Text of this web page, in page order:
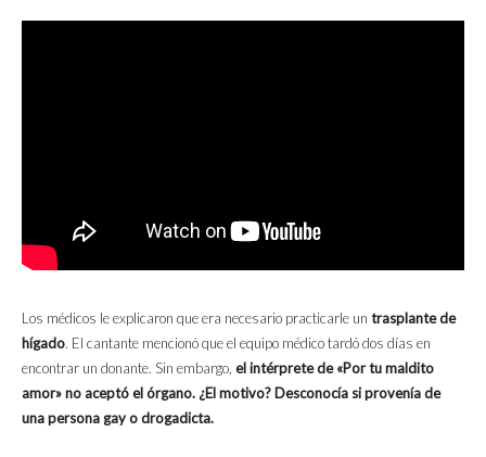
Los médicos le explicaron que era necesario practicarle un trasplante de
hígado. El cantante mencionó que el equipo médico tardó dos días en
encontrar un donante. Sin embargo, el intérprete de «Por tu maldito
amor» no aceptó el órgano. ¿El motivo? Desconocía si provenía de
una persona gay o drogadicta.